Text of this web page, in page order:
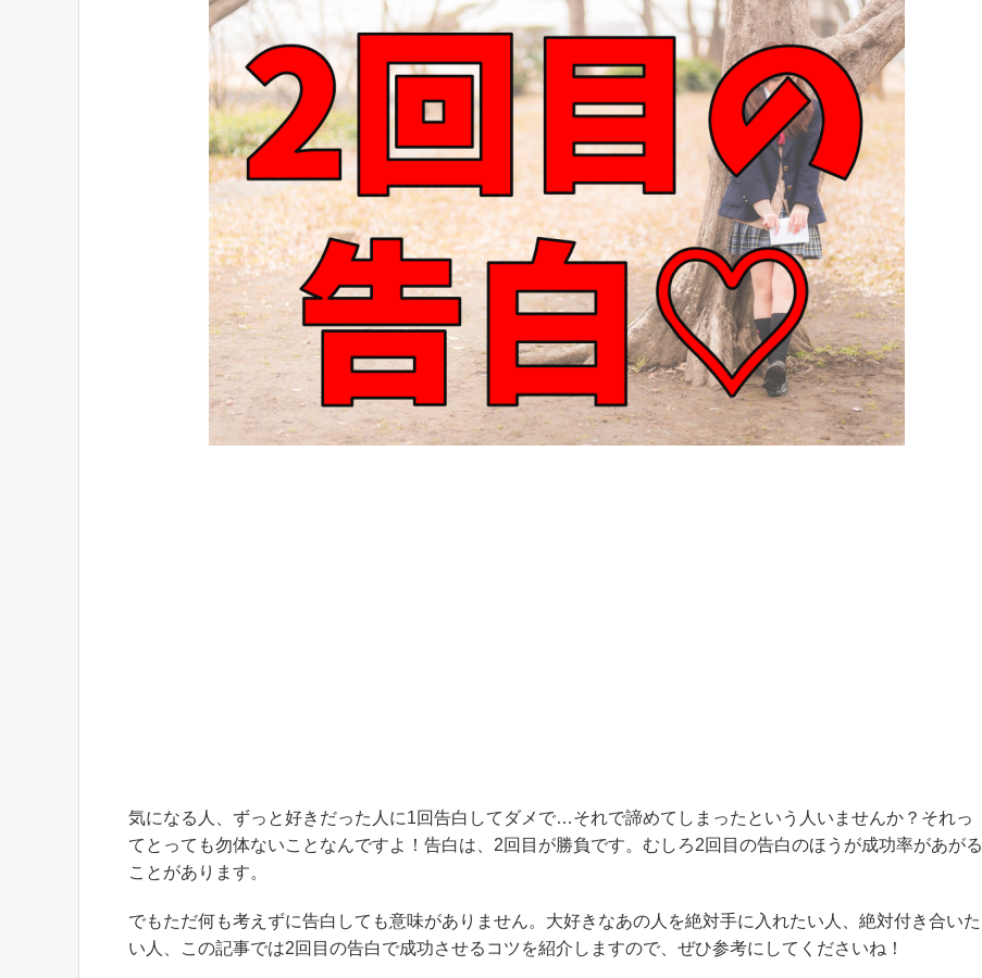
気になる人、ずっと好きだった人に1回告白してダメで…それで諦めてしまったという人いませんか？それっ
てとっても勿体ないことなんですよ！告白は、2回目が勝負です。むしろ2回目の告白のほうが成功率があがる
ことがあります。
でもただ何も考えずに告白しても意味がありません。大好きなあの人を絶対手に入れたい人、絶対付き合いた
い人、この記事では2回目の告白で成功させるコツを紹介しますので、ぜひ参考にしてくださいね！